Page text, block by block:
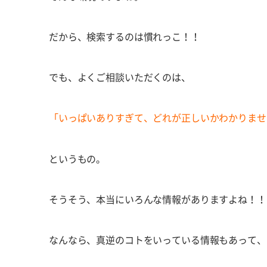
だから、検索するのは慣れっこ！！
でも、よくご相談いただくのは、
「いっぱいありすぎて、どれが正しいかわかりま
というもの。
そうそう、本当にいろんな情報がありますよね！！
なんなら、真逆のコトをいっている情報もあって、